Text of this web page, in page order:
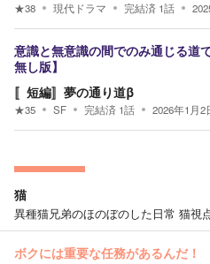
★38 現代ドラマ 完結済 1話
意識と無意識の間でのみ通じる道
無し版】
〚短編〛夢の通り道β
★35 SF 完結済 1話 2026年1月2
猫
異種猫兄弟のほのぼのした日常 猫視
ボクには重要な任務があるんだ！